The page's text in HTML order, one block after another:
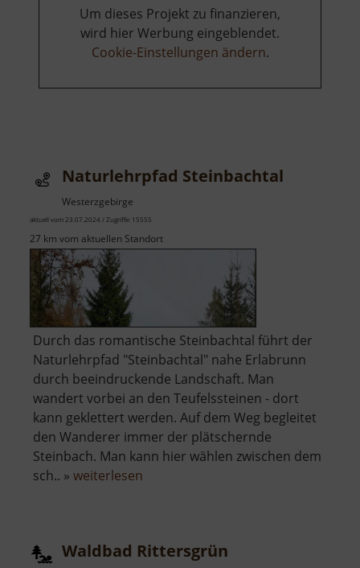
Um dieses Projekt zu finanzieren,
wird hier Werbung eingeblendet.
Cookie-Einstellungen ändern.
Naturlehrpfad Steinbachtal
Westerzgebirge
aktuell vom 23.07.2024 / Zugriffe: 15555
27 km vom aktuellen Standort
Durch das romantische Steinbachtal führt der
Naturlehrpfad "Steinbachtal" nahe Erlabrunn
durch beeindruckende Landschaft. Man
wandert vorbei an den Teufelssteinen - dort
kann geklettert werden. Auf dem Weg begleitet
den Wanderer immer der plätschernde
Steinbach. Man kann hier wählen zwischen dem
sch.. » weiterlesen
Waldbad Rittersgrün